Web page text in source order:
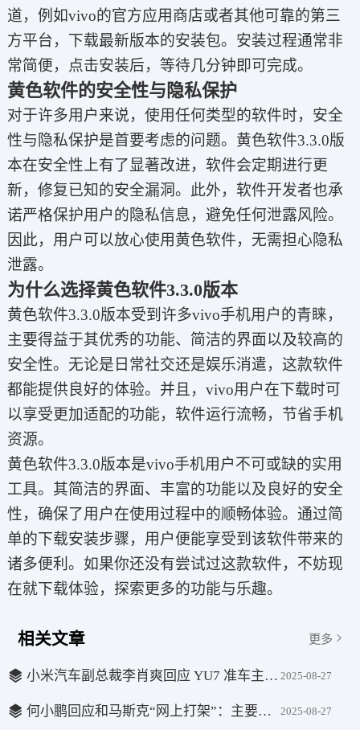
道，例如vivo的官方应用商店或者其他可靠的第三
方平台，下载最新版本的安装包。安装过程通常非
常简便，点击安装后，等待几分钟即可完成。
黄色软件的安全性与隐私保护
对于许多用户来说，使用任何类型的软件时，安全
性与隐私保护是首要考虑的问题。黄色软件3.3.0版
本在安全性上有了显著改进，软件会定期进行更
新，修复已知的安全漏洞。此外，软件开发者也承
诺严格保护用户的隐私信息，避免任何泄露风险。
因此，用户可以放心使用黄色软件，无需担心隐私
泄露。
为什么选择黄色软件3.3.0版本
黄色软件3.3.0版本受到许多vivo手机用户的青睐，
主要得益于其优秀的功能、简洁的界面以及较高的
安全性。无论是日常社交还是娱乐消遣，这款软件
都能提供良好的体验。并且，vivo用户在下载时可
以享受更加适配的功能，软件运行流畅，节省手机
资源。
黄色软件3.3.0版本是vivo手机用户不可或缺的实用
工具。其简洁的界面、丰富的功能以及良好的安全
性，确保了用户在使用过程中的顺畅体验。通过简
单的下载安装步骤，用户便能享受到该软件带来的
诸多便利。如果你还没有尝试过这款软件，不妨现
在就下载体验，探索更多的功能与乐趣。
相关文章 更多
小米汽车副总裁李肖爽回应 YU7 准车主被要求车辆下线 7 天内付尾款：会认真对待，核实情况 2025-08-27
何小鹏回应和马斯克“网上打架”：主要是信息差造成的，现在是隔空尊重 2025-08-27